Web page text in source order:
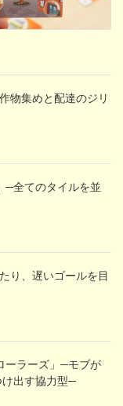
物集めと配達のジリ
─全てのタイルを並
り、遅いゴールを目
ーラーズ」─モブが
出す協力型─